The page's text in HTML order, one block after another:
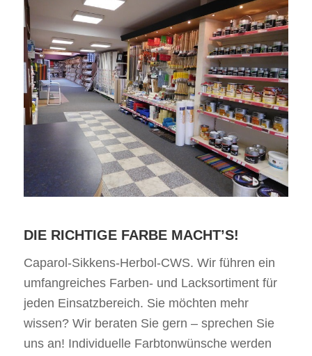
DIE RICHTIGE FARBE MACHT’S!
Caparol-Sikkens-Herbol-CWS. Wir führen ein
umfangreiches Farben- und Lacksortiment für
jeden Einsatzbereich. Sie möchten mehr
wissen? Wir beraten Sie gern – sprechen Sie
uns an! Individuelle Farbtonwünsche werden